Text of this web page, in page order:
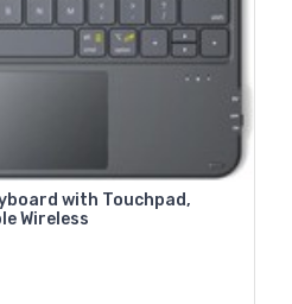
with Touchpad,
Wireless